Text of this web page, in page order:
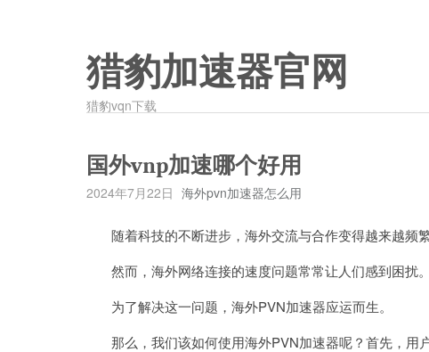
猎豹加速器官网
猎豹vqn下载
国外vnp加速哪个好用
2024年7月22日 海外pvn加速器怎么用
随着科技的不断进步，海外交流与合作变得越来越频繁
然而，海外网络连接的速度问题常常让人们感到困扰。
为了解决这一问题，海外PVN加速器应运而生。
那么，我们该如何使用海外PVN加速器呢？首先，用